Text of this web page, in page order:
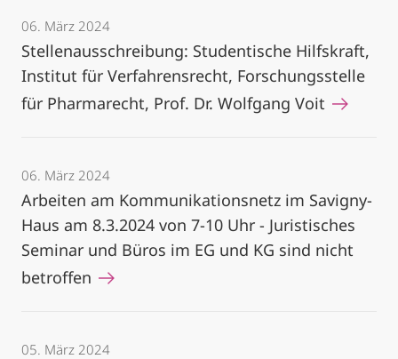
06. März 2024
Stellenausschreibung: Studentische Hilfskraft,
Institut für Verfahrensrecht, Forschungsstelle
für Pharmarecht, Prof. Dr. Wolfgang Voit
06. März 2024
Arbeiten am Kommunikationsnetz im Savigny-
Haus am 8.3.2024 von 7-10 Uhr - Juristisches
Seminar und Büros im EG und KG sind nicht
betroffen
05. März 2024